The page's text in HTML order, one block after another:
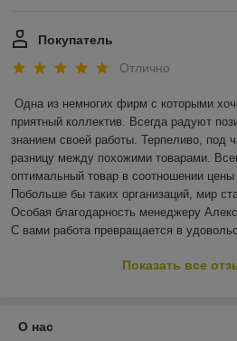
Покупатель
Отлично
Одна из немногих фирм с которыми
приятный коллектив. Всегда радуют
знанием своей работы. Терпеливо, под
разницу между похожими товарами.
оптимальный товар в соотношении цены
Побольше бы таких организаций, мир
Особая благодарность менеджеру
С вами работа превращается в
Показать все
О нас